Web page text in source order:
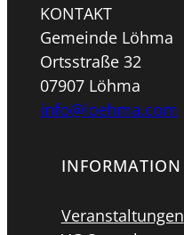
KONTAKT
Gemeinde Löhma
Ortsstraße 32
07907 Löhma
info@loehma.com
INFORMATION
Veranstaltungen